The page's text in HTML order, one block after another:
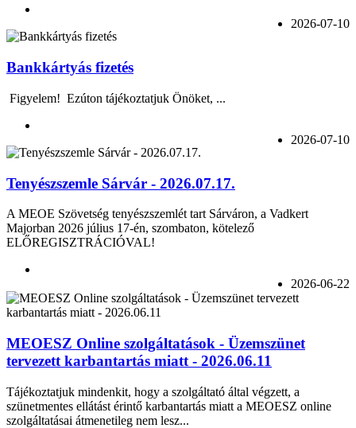
2026-07-10
Bankkártyás fizetés
Figyelem! Ezúton tájékoztatjuk Önöket, ...
2026-07-10
Tenyészszemle Sárvár - 2026.07.17.
A MEOE Szövetség tenyészszemlét tart Sárváron, a Vadkert
Majorban 2026 július 17-én, szombaton, kötelező
ELŐREGISZTRÁCIÓVAL!
2026-06-22
MEOESZ Online szolgáltatások - Üzemszünet
tervezett karbantartás miatt - 2026.06.11
Tájékoztatjuk mindenkit, hogy a szolgáltató által végzett, a
szünetmentes ellátást érintő karbantartás miatt a MEOESZ online
szolgáltatásai átmenetileg nem lesz...